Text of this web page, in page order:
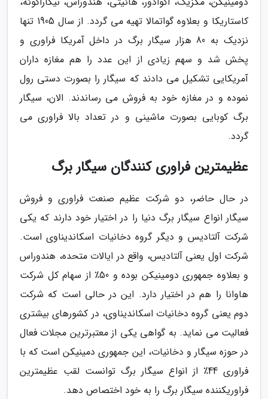
کاستاریکا و بعلاوه گواتمالا تهیه می گردد. از سال 1905 تنها
نزدیک به 80 هزار سیگار برگ در داخل آمریکا فراوری و
پخش شد و سهم زیادی از این عدد را هم مغازه داران
آمریکایی تشکیل می دادند که سیگار را بصورت دستی رول
نموده و در مغازه خود به فروش می رساندند. الان، سیگار
برگ کوبایی بصورت ماشینی و در تعداد بالا فراوری می
گردد.
عظیمترین فراوری کنندگان سیگار برگ
در حال حاضر، دو شرکت عظیم صنعت فراوری و فروش
سیگار انواع سیگار برگ دنیا را در اختیار خود دارند که یکی
شرکت آلتادیس و دیگر گروه دخانیات اسکاندیناوی است.
شرکت اول یعنی آلتادیس، واقع در ایالات متحده، هندوراس
و بعلاوه جمهوری دومینیکن بوده و 50٪ از سهام کل شرکت
هاوانا را هم در اختیار دارد. این در حالی است که شرکت
دوم یعنی گروه دخانیات اسکاندیناوی، در کشورهای بیشتری
فعالیت می نماید. به گواهی یکی از معتبرترین مجلات فعال
در حوزه سیگار و دخانیات، این جمهوری دمینیکن است که با
فراوری 44٪ از انواع سیگار برگ توانست لقب عظیمترین
فراوریکننده سیگار برگ را به خود اختصاص دهد.